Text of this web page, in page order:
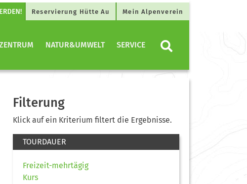
Reservierung Hütte Au Mein Alpenverein
NATUR&UMWELT SERVICE
Filterung
Klick auf ein Kriterium filtert die Ergebnisse.
TOURDAUER
Freizeit-mehrtägig
Kurs